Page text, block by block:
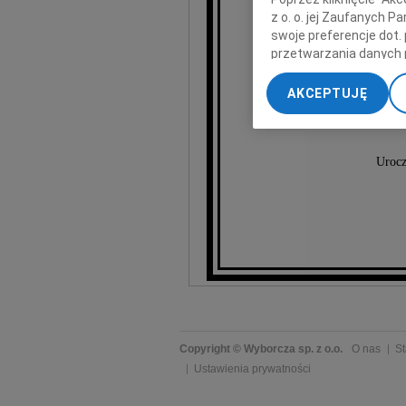
Copyright © Wyborcza sp. z o.o. O nas
Ustawienia prywatności
z o. o. jej Zaufanych
swoje preferencje dot.
przetwarzania danych
„Ustawienia
My, nasi Zaufani
dokładnych danych
Przechowywanie
treści, badnie
AKCEPTUJĘ